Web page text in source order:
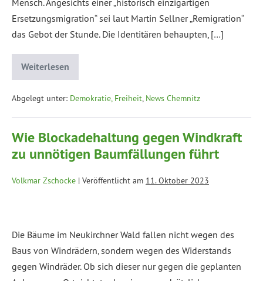
Mensch. Angesichts einer „historisch einzigartigen
Ersetzungsmigration“ sei laut Martin Sellner „Remigration“
das Gebot der Stunde. Die Identitären behaupten, […]
Weiterlesen
Abgelegt unter: Demokratie, Freiheit, News Chemnitz
Wie Blockadehaltung gegen Windkraft
zu unnötigen Baumfällungen führt
Volkmar Zschocke | Veröffentlicht am 11. Oktober 2023
Die Bäume im Neukirchner Wald fallen nicht wegen des
Baus von Windrädern, sondern wegen des Widerstands
gegen Windräder. Ob sich dieser nur gegen die geplanten